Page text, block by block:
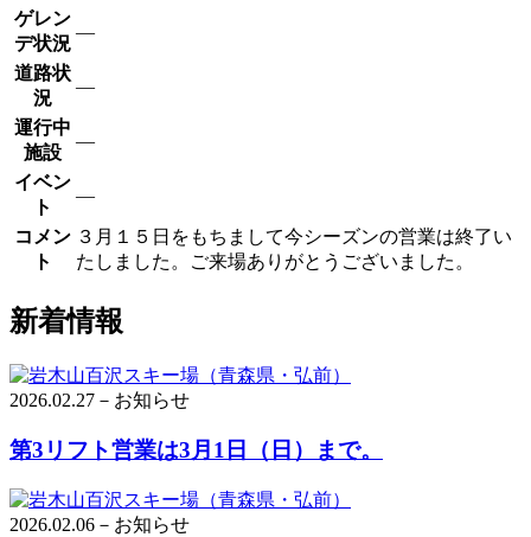
ゲレン
デ状況
―
道路状
況
―
運行中
施設
―
イベン
ト
―
コメン
ト
３月１５日をもちまして今シーズンの営業は終了い
たしました。ご来場ありがとうございました。
新着情報
2026.02.27－お知らせ
第3リフト営業は3月1日（日）まで。
2026.02.06－お知らせ